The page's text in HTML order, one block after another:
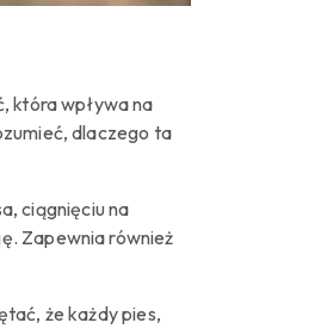
która wpływa na
dlaczego ta
ciągnięciu na
Zapewnia również
że każdy pies,